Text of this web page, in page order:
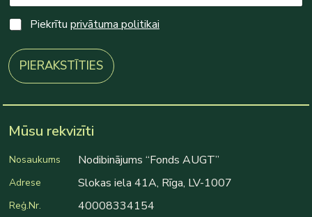
a
i
l
E
m
a
l
h
c
k
b
x
a
i
l
C
h
e
c
k
o
e
*
Piekrītu privātuma politikai
PIERAKSTĪTIES
Mūsu rekvizīti
Nosaukums Nodibinājums “Fonds AUGT”
Adrese Slokas iela 41A, Rīga, LV-1007
Reģ.Nr. 40008334154